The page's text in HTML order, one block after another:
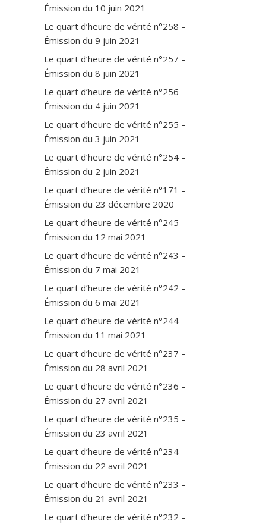
Émission du 10 juin 2021
Le quart d’heure de vérité n°258 –
Émission du 9 juin 2021
Le quart d’heure de vérité n°257 –
Émission du 8 juin 2021
Le quart d’heure de vérité n°256 –
Émission du 4 juin 2021
Le quart d’heure de vérité n°255 –
Émission du 3 juin 2021
Le quart d’heure de vérité n°254 –
Émission du 2 juin 2021
Le quart d’heure de vérité n°171 –
Émission du 23 décembre 2020
Le quart d’heure de vérité n°245 –
Émission du 12 mai 2021
Le quart d’heure de vérité n°243 –
Émission du 7 mai 2021
Le quart d’heure de vérité n°242 –
Émission du 6 mai 2021
Le quart d’heure de vérité n°244 –
Émission du 11 mai 2021
Le quart d’heure de vérité n°237 –
Émission du 28 avril 2021
Le quart d’heure de vérité n°236 –
Émission du 27 avril 2021
Le quart d’heure de vérité n°235 –
Émission du 23 avril 2021
Le quart d’heure de vérité n°234 –
Émission du 22 avril 2021
Le quart d’heure de vérité n°233 –
Émission du 21 avril 2021
Le quart d’heure de vérité n°232 –